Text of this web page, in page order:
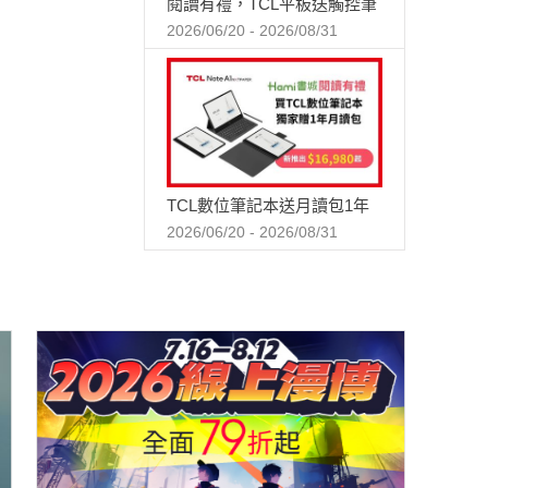
閱讀有禮，TCL平板送觸控筆
2026/06/20 - 2026/08/31
TCL數位筆記本送月讀包1年
2026/06/20 - 2026/08/31